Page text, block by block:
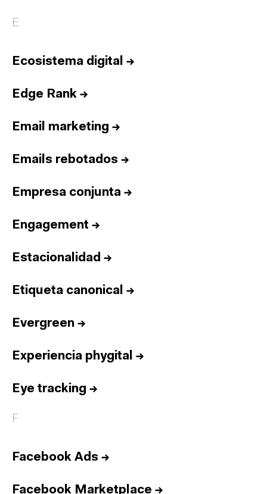
E
Ecosistema digital →
Edge Rank →
Email marketing →
Emails rebotados →
Empresa conjunta →
Engagement →
Estacionalidad →
Etiqueta canonical →
Evergreen →
Experiencia phygital →
Eye tracking →
F
Facebook Ads →
Facebook Marketplace →